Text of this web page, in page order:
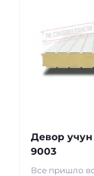
Девор учун
9003
Все пришло